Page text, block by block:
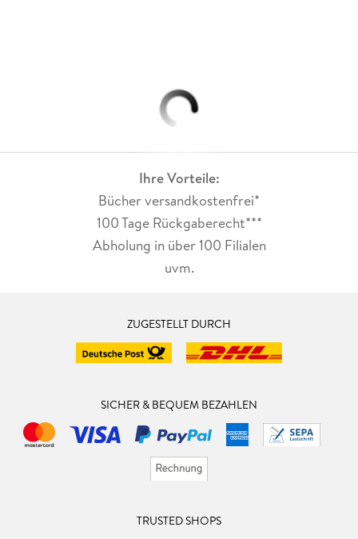
Ihre Vorteile:
Bücher versandkostenfrei*
100 Tage Rückgaberecht***
Abholung in über 100 Filialen
uvm.
ZUGESTELLT DURCH
SICHER & BEQUEM BEZAHLEN
TRUSTED SHOPS